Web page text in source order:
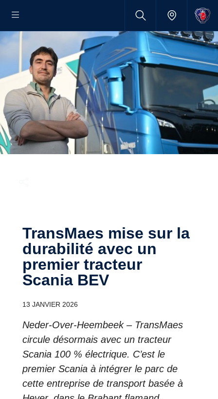
TransMaes mise sur la
durabilité avec un
premier tracteur
Scania BEV
13 JANVIER 2026
Neder-Over-Heembeek – TransMaes
circule désormais avec un tracteur
Scania 100 % électrique. C’est le
premier Scania à intégrer le parc de
cette entreprise de transport basée à